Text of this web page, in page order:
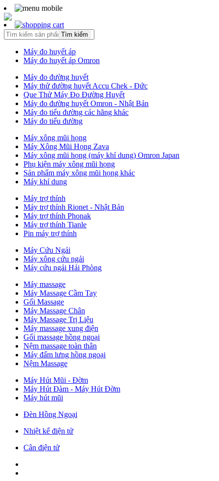
Tìm kiếm
Máy đo huyết áp
Máy đo huyết áp Omron
Máy đo đường huyết
Máy thử đường huyết Accu Chek - Đức
Que Thử Máy Đo Đường Huyết
Máy đo đường huyết Omron - Nhật Bản
Máy đo tiểu đường các hãng khác
Máy đo tiểu đường
Máy xông mũi họng
Máy Xông Mũi Họng Zava
Máy xông mũi họng (máy khí dung) Omron Japan
Phụ kiện máy xông mũi họng
Sản phẩm máy xông mũi họng khác
Máy khí dung
Máy trợ thính
Máy trợ thính Rionet - Nhật Bản
Máy trợ thính Phonak
Máy trợ thính Tianle
Pin máy trợ thính
Máy Cứu Ngải
Máy xông cứu ngải
Máy cứu ngải Hải Phòng
Máy massage
Máy Massage Cầm Tay
Gối Massage
Máy Massage Chân
Máy Massage Trị Liệu
Máy massage xung điện
Gối massage hồng ngoại
Nệm massage toàn thân
Máy đấm lưng hồng ngoại
Nệm Massage
Máy Hút Mũi - Đờm
Máy Hút Đàm - Máy Hút Đờm
Máy hút mũi
Đèn Hồng Ngoại
Nhiệt kế điện tử
Cân điện tử